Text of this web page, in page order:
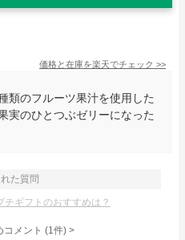
価格と在庫を楽天でチェック >>
類のフルーツ果汁を使用した
実のひとつぶゼリーになった
た質問
ギフトのおすすめは？
コメント (1件) >